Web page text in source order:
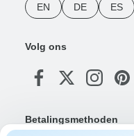
EN DE ES
Volg ons
Betalingsmethoden